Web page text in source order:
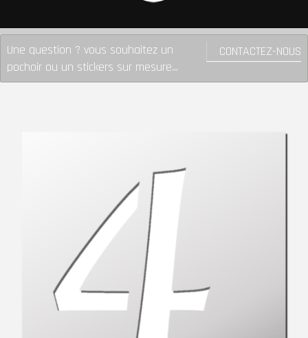
CONTACTEZ-NOUS
Une question ? vous souhaitez un
pochoir ou un stickers sur mesure...